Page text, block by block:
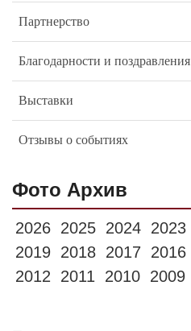
Партнерство
Благодарности и поздравления
Выставки
Отзывы о событиях
Фото Архив
2026 2025 2024 2023
2019 2018 2017 2016
2012
2011 2010 2009